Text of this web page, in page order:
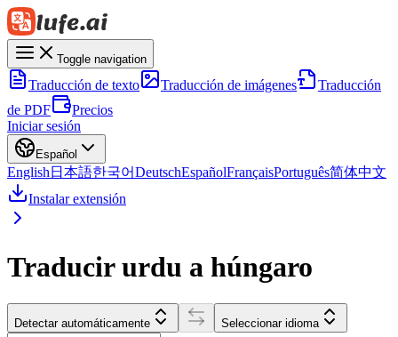
Toggle navigation
Traducción de texto Traducción de imágenes
Traducción
de PDF
Precios
Iniciar sesión
Español
English 日本語한국어DeutschEspañolFrançaisPortuguês简体中文
Instalar extensión
Traducir urdu a húngaro
Detectar automáticamente Seleccionar idioma